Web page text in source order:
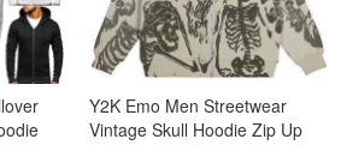
Y2K Emo Men Streetwear
Vintage Skull Hoodie Zip Up